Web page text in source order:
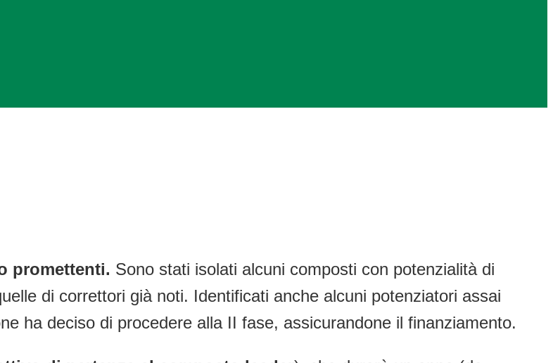
promettenti. Sono stati isolati alcuni composti con potenzialità di
di correttori già noti. Identificati anche alcuni potenziatori assai
ha deciso di procedere alla II fase, assicurandone il finanziamento.